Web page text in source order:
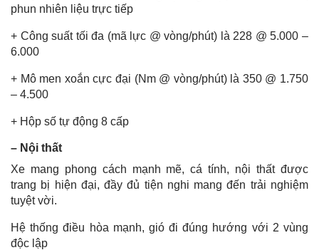
phun nhiên liệu trực tiếp
+ Công suất tối đa (mã lực @ vòng/phút) là 228 @ 5.000 –
6.000
+ Mô men xoắn cực đại (Nm @ vòng/phút) là 350 @ 1.750
– 4.500
+ Hộp số tự động 8 cấp
– Nội thất
Xe mang phong cách mạnh mẽ, cá tính, nội thất được
trang bị hiện đại, đầy đủ tiện nghi mang đến trải nghiệm
tuyệt vời.
Hệ thống điều hòa mạnh, gió đi đúng hướng với 2 vùng
độc lập